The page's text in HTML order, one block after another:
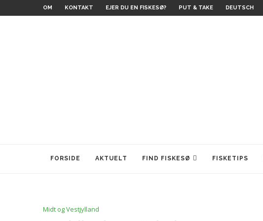
OM KONTAKT EJER DU EN FISKESØ? PUT & TAKE DEUTSCH
FORSIDE AKTUELT FIND FISKESØ FISKETIPS
Midt og Vestjylland